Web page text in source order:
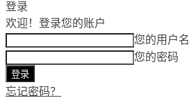
登录
欢迎！ 登录您的账户
您的用户名
您的密码
忘记密码？